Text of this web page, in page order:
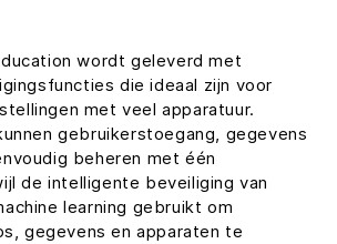
wordt geleverd met
die ideaal zijn voor
met veel apparatuur.
gebruikerstoegang, gegevens
beheren met één
de intelligente beveiliging van
learning gebruikt om
gegevens en apparaten te